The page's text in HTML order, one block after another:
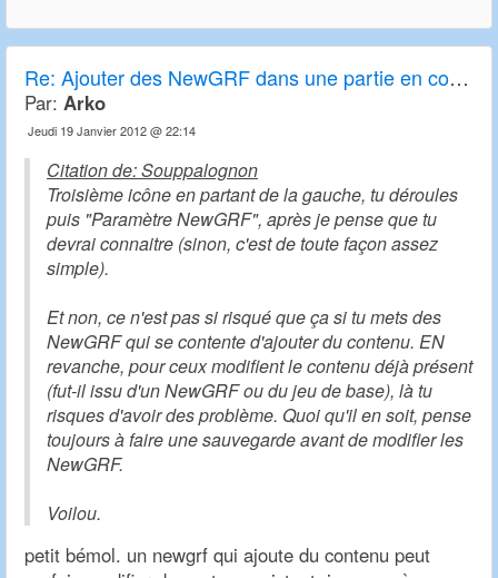
Re: Ajouter des NewGRF dans une partie en cours
Par: Arko
Jeudi 19 Janvier 2012 @ 22:14
Citation de: Souppalognon
Troisième icône en partant de la gauche, tu déroules
puis "Paramètre NewGRF", après je pense que tu
devrai connaitre (sinon, c'est de toute façon assez
simple).
Et non, ce n'est pas si risqué que ça si tu mets des
NewGRF qui se contente d'ajouter du contenu. EN
revanche, pour ceux modifient le contenu déjà présent
(fut-il issu d'un NewGRF ou du jeu de base), là tu
risques d'avoir des problème. Quoi qu'il en soit, pense
toujours à faire une sauvegarde avant de modifier les
NewGRF.
Voilou.
petit bémol. un newgrf qui ajoute du contenu peut